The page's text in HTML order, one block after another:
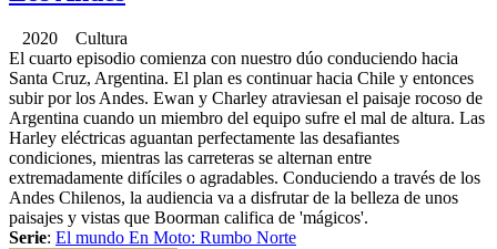
2020 Cultura
El cuarto episodio comienza con nuestro dúo conduciendo hacia
Santa Cruz, Argentina. El plan es continuar hacia Chile y entonces
subir por los Andes. Ewan y Charley atraviesan el paisaje rocoso de
Argentina cuando un miembro del equipo sufre el mal de altura. Las
Harley eléctricas aguantan perfectamente las desafiantes
condiciones, mientras las carreteras se alternan entre
extremadamente difíciles o agradables. Conduciendo a través de los
Andes Chilenos, la audiencia va a disfrutar de la belleza de unos
paisajes y vistas que Boorman califica de 'mágicos'.
Serie: El mundo En Moto: Rumbo Norte